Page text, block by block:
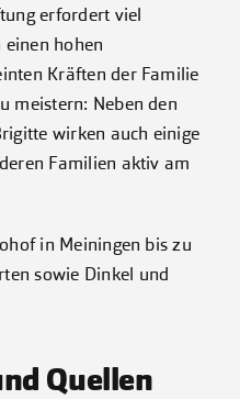
erfordert viel
hohen
Kräften der Familie
meistern: Neben den
wirken auch einige
Familien aktiv am
in Meiningen bis zu
sowie Dinkel und
Quellen